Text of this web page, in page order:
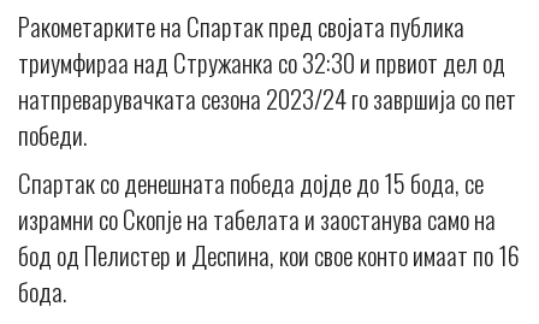
Ракометарките на Спартак пред својата публика
триумфираа над Стружанка со 32:30 и првиот дел од
натпреварувачката сезона 2023/24 го завршија со пет
победи.
Спартак со денешната победа дојде до 15 бода, се
израмни со Скопје на табелата и заостанува само на
бод од Пелистер и Деспина, кои свое конто имаат по 16
бода.